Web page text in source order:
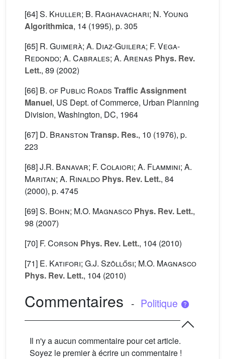
[64]S. Khuller; B. Raghavachari; N. Young
Algorithmica, 14 (1995), p. 305
[65] R. Guimerà; A. Diaz-Guilera; F. Vega-
Redondo; A. Cabrales; A. Arenas Phys. Rev.
Lett., 89 (2002)
[66] B. of Public Roads Traffic Assignment
Manuel, US Dept. of Commerce, Urban Planning
Division, Washington, DC, 1964
[67] D. Branston Transp. Res., 10 (1976), p.
223
[68]J.R. Banavar; F. Colaiori; A. Flammini; A.
Maritan; A. Rinaldo Phys. Rev. Lett., 84
(2000), p. 4745
[69]S. Bohn; M.O. Magnasco Phys. Rev. Lett.,
98 (2007)
[70] F. Corson Phys. Rev. Lett., 104 (2010)
[71] E. Katifori; G.J. Szöllősi; M.O. Magnasco
Phys. Rev. Lett., 104 (2010)
Commentaires - Politique
Il n'y a aucun commentaire pour cet article.
Soyez le premier à écrire un commentaire !